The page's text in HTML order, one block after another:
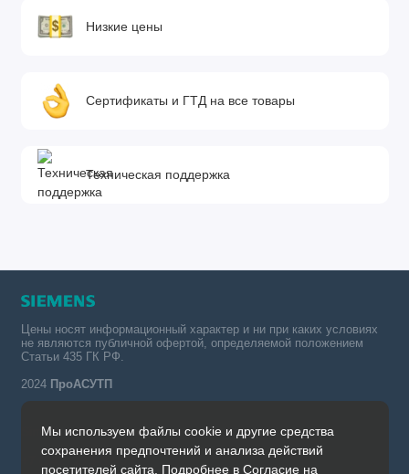
Низкие цены
Сертификаты и ГТД на все товары
Техническая поддержка
Мы используем файлы cookie и другие средства
сохранения предпочтений и анализа действий
посетителей сайта. Подробнее в Согласие на
Цены носят информационный характер и ни при каких условиях
не являются публичной офертой, определяемой положением
Статьи 435 ГК РФ.
2024 ПроАСУТП
Simatic в России тел.:
+7 (342) 273-82-09